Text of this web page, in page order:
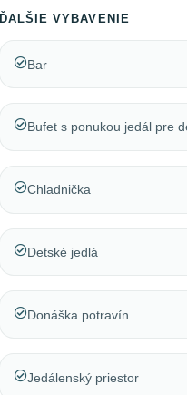
ĎALŠIE VYBAVENIE
Bar
Bufet s ponukou jedál pre
Chladnička
Detské jedlá
Donáška potravín
Jedálenský priestor